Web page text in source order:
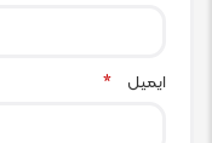
ایمیل *